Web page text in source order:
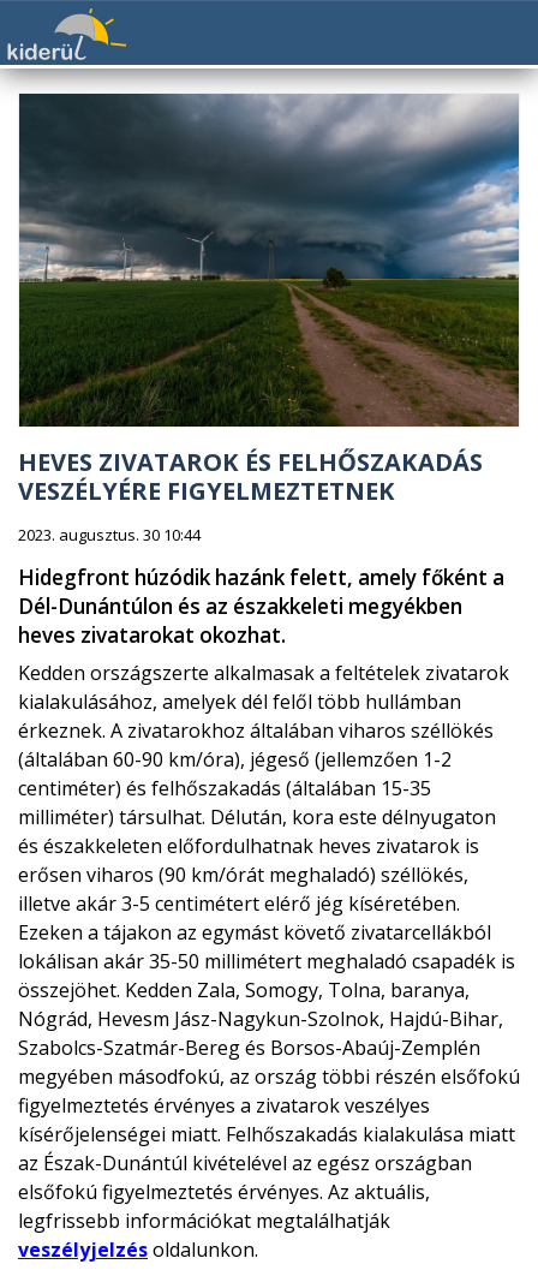
HEVES ZIVATAROK ÉS FELHŐSZAKADÁS
VESZÉLYÉRE FIGYELMEZTETNEK
2023. augusztus. 30 10:44
Hidegfront húzódik hazánk felett, amely főként a
Dél-Dunántúlon és az északkeleti megyékben
heves zivatarokat okozhat.
Kedden országszerte alkalmasak a feltételek zivatarok
kialakulásához, amelyek dél felől több hullámban
érkeznek. A zivatarokhoz általában viharos széllökés
(általában 60-90 km/óra), jégeső (jellemzően 1-2
centiméter) és felhőszakadás (általában 15-35
milliméter) társulhat. Délután, kora este délnyugaton
és északkeleten előfordulhatnak heves zivatarok is
erősen viharos (90 km/órát meghaladó) széllökés,
illetve akár 3-5 centimétert elérő jég kíséretében.
Ezeken a tájakon az egymást követő zivatarcellákból
lokálisan akár 35-50 millimétert meghaladó csapadék is
összejöhet. Kedden Zala, Somogy, Tolna, baranya,
Nógrád, Hevesm Jász-Nagykun-Szolnok, Hajdú-Bihar,
Szabolcs-Szatmár-Bereg és Borsos-Abaúj-Zemplén
megyében másodfokú, az ország többi részén elsőfokú
figyelmeztetés érvényes a zivatarok veszélyes
kísérőjelenségei miatt. Felhőszakadás kialakulása miatt
az Észak-Dunántúl kivételével az egész országban
elsőfokú figyelmeztetés érvényes. Az aktuális,
legfrissebb információkat megtalálhatják
veszélyjelzésoldalunkon.